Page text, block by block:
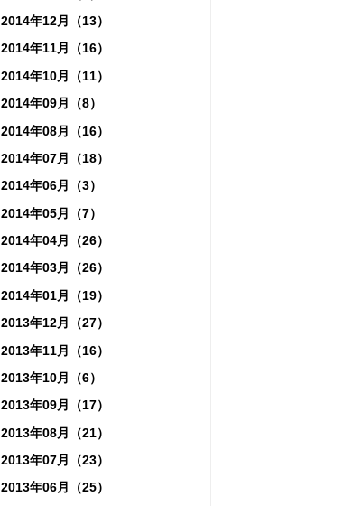
2014年12月（13）
2014年11月（16）
2014年10月（11）
2014年09月（8）
2014年08月（16）
2014年07月（18）
2014年06月（3）
2014年05月（7）
2014年04月（26）
2014年03月（26）
2014年01月（19）
2013年12月（27）
2013年11月（16）
2013年10月（6）
2013年09月（17）
2013年08月（21）
2013年07月（23）
2013年06月（25）